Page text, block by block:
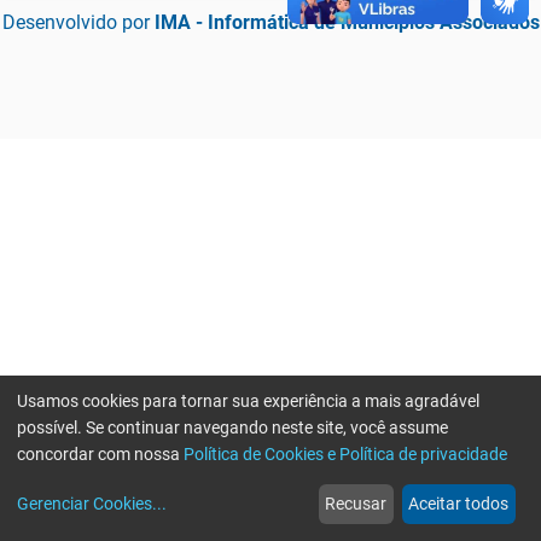
Desenvolvido por IMA - Informática de Municípios Associados
web
Notícias
more_horiz
Mais
Usamos cookies para tornar sua experiência a mais agradável
possível. Se continuar navegando neste site, você assume
concordar com nossa Política de Cookies e Política de privacidade
Gerenciar Cookies... Recusar Aceitar todos
Erro ao enviar informações, por favor tente novamente